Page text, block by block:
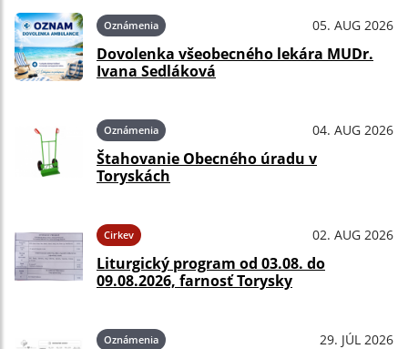
Oznámenia 05. AUG 2026
Dovolenka všeobecného lekára MUDr.
Ivana Sedláková
Oznámenia 04. AUG 2026
Štahovanie Obecného úradu v
Toryskách
Cirkev 02. AUG 2026
Liturgický program od 03.08. do
09.08.2026, farnosť Torysky
Oznámenia 29. JÚL 2026